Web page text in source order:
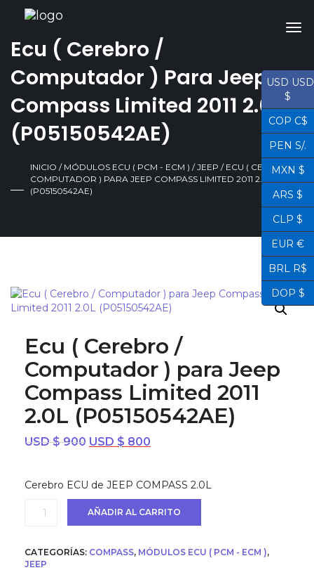
Ecu ( Cerebro /
Computador ) Para Jeep
Compass Limited 2011 2.0L
(P05150542AE)
INICIO / MÓDULOS ECU ( PCM - ECM ) /JEEP / ECU ( CEREBRO /
COMPUTADOR ) PARA JEEP COMPASS LIMITED 2011 2.0L
(P05150542AE)
¡OFERTA!
Ecu ( Cerebro /
Computador ) para Jeep
Compass Limited 2011
2.0L (P05150542AE)
USD $900 El
era:
USD
$ 900.
USD $ 800
es:
USD
$ 800.
Cerebro ECU de JEEP COMPASS 2.0L
/
Computador
AÑADIR AL CARRITO
CATEGORÍAS: COMPASS, MÓDULOS ECU ( PCM - ECM ),
JEEP
USD USD
$
COP C$
PEN S/.
MXN $
ARS $
CLP $
EUR €
BRL R$
DOP $